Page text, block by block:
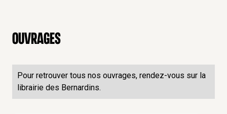
Ouvrages
Pour retrouver tous nos ouvrages, rendez-vous sur la
librairie des Bernardins.